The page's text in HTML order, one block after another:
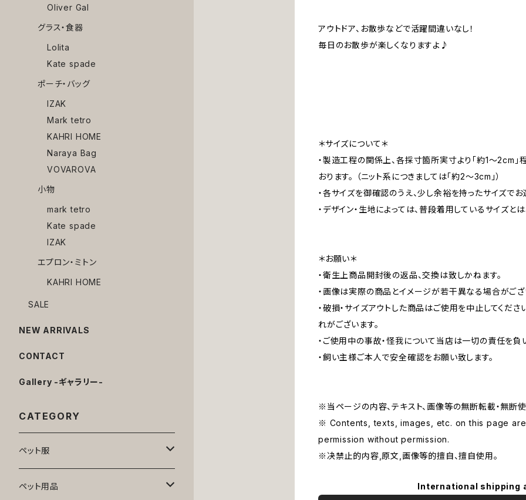
アウトドア、お散歩などで活躍間違いなし！
毎日のお散歩が楽しくなりますよ♪
＊サイズについて＊
・製造工程の関係上、各採寸箇所実寸より「約1～2cm
おります。 （ニット系につきましては「約2～3cm」）
・各サイズを御確認のうえ、少し余裕を持ったサイズで
・デザイン・生地によっては、普段着用しているサイズと
＊お願い＊
・衛生上商品開封後の返品、交換は致しかねます。
・画像は実際の商品とイメージが若干異なる場合がござ
・破損・サイズアウトした商品はご使用を中止してくだ
れがございます。
・ご使用中の事故・怪我について当店は一切の責任を負
・飼い主様ご本人で安全確認をお願い致します。
※当ページの内容、テキスト、画像等の無断転載・無断使
※ Contents, texts, images, etc. on this page
permission without permission.
※决禁止的内容,原文,画像等的擅自、擅自使用。
International shipping
Oliver Gal
グラス・食器
Lolita
Kate spade
ポーチ・バッグ
IZAK
Mark tetro
KAHRI HOME
Naraya Bag
VOVAROVA
小物
mark tetro
Kate spade
IZAK
エプロン・ミトン
KAHRI HOME
SALE
NEW ARRIVALS
CONTACT
Gallery -ギャラリー-
CATEGORY
ペット服
トップス
ペット用品